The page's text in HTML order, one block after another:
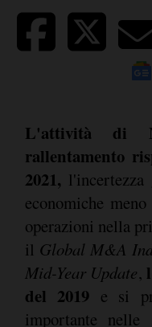
L'attività di
rallentamento
2021,
economiche
operazioni nella
il Global M&A
Mid-Year Update,
del 2019e si
importante